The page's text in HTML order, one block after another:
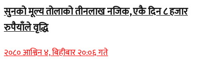
सुनको मूल्य तोलाको तीनलाख नजिक, एकै दिन ८ हजार
रुपैयाँले वृद्धि
२०८० आश्विन ४, बिहीबार २०:०६ गते